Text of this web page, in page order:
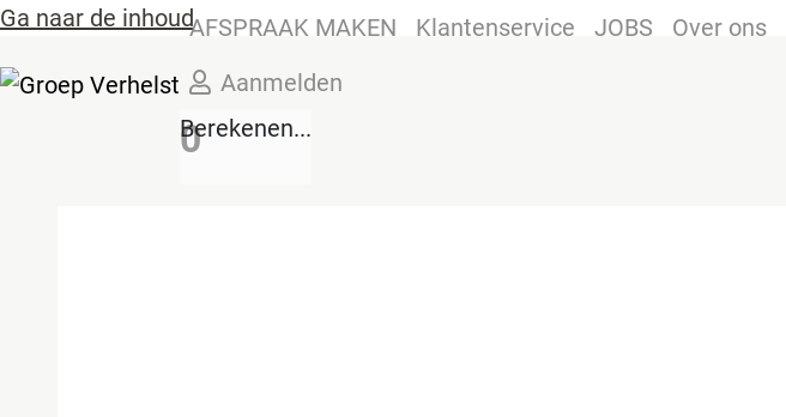
Ga naar de inhoudAFSPRAAK MAKEN Klantenservice JOBS Over ons
Aanmelden
0
Berekenen...